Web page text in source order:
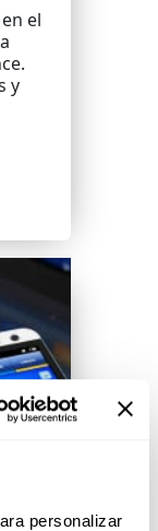
personalizar
el
y